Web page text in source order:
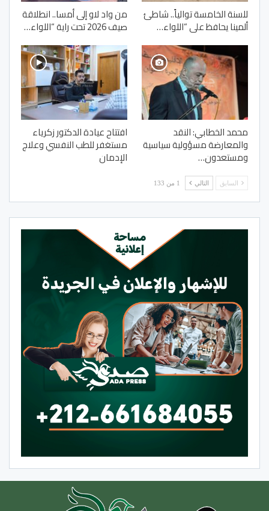
للسنة الخامسة توالياً.. شاطئ
ألمينا يحافظ على “اللواء…
من واد لاو إلى أمسا.. انطلاقة
صيف 2026 تحت راية “اللواء…
محمد الخطابي: النقد
والمعارضة مسؤولية سياسية
ومستعدون…
افتتاح عيادة الدكتور زكرياء
مستغفر للطب النفسي وعلاج
الإدمان
السابق التالي 1 من 133